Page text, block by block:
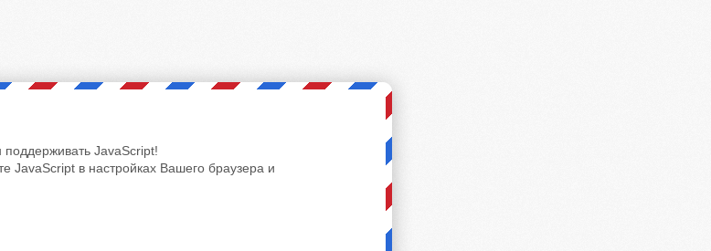
JavaScript!
JavaScript в настройках Вашего браузера и